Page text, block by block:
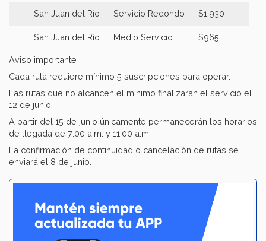
San Juan del Río Servicio Redondo $1,930
San Juan del Río Medio Servicio $965
Aviso importante
Cada ruta requiere mínimo 5 suscripciones para operar.
Las rutas que no alcancen el mínimo finalizarán el servicio el
12 de junio.
A partir del 15 de junio únicamente permanecerán los horarios
de llegada de 7:00 a.m. y 11:00 a.m.
La confirmación de continuidad o cancelación de rutas se
enviará el 8 de junio.